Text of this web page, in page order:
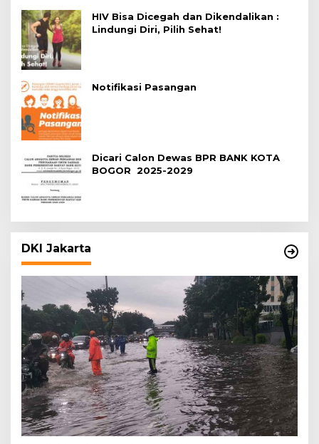
HIV Bisa Dicegah dan Dikendalikan :
Lindungi Diri, Pilih Sehat!
Notifikasi Pasangan
Dicari Calon Dewas BPR BANK KOTA
BOGOR 2025-2029
DKI Jakarta